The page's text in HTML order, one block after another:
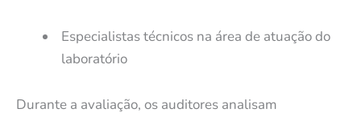
Especialistas técnicos na área de atuação do
laboratório
Durante a avaliação, os auditores analisam